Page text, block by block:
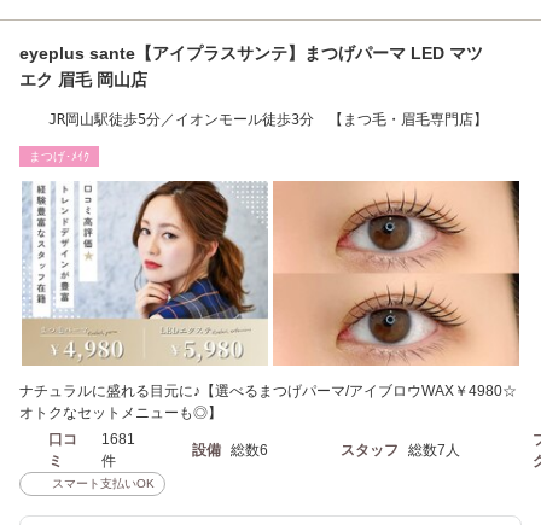
eyeplus sante【アイプラスサンテ】まつげパーマ LED マツ
エク 眉毛 岡山店
JR岡山駅徒歩5分／イオンモール徒歩3分 【まつ毛・眉毛専門店】
まつげ･ﾒｲｸ
ナチュラルに盛れる目元に♪【選べるまつげパーマ/アイブロウWAX￥4980☆
オトクなセットメニューも◎】
口コ
ミ
1681
件
設備 総数6 スタッフ 総数7人
スマート支払いOK